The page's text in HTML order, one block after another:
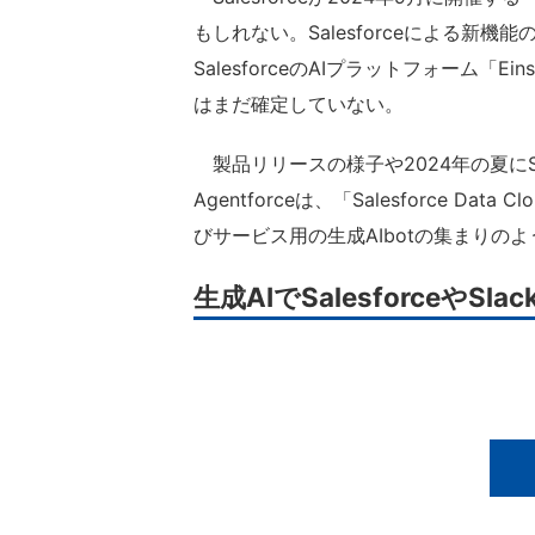
もしれない。Salesforceによる新機
SalesforceのAIプラットフォーム「
はまだ確定していない。
製品リリースの様子や2024年の夏に
Agentforceは、「Salesforce Data
びサービス用の生成AIbotの集まりの
生成AIでSalesforceや